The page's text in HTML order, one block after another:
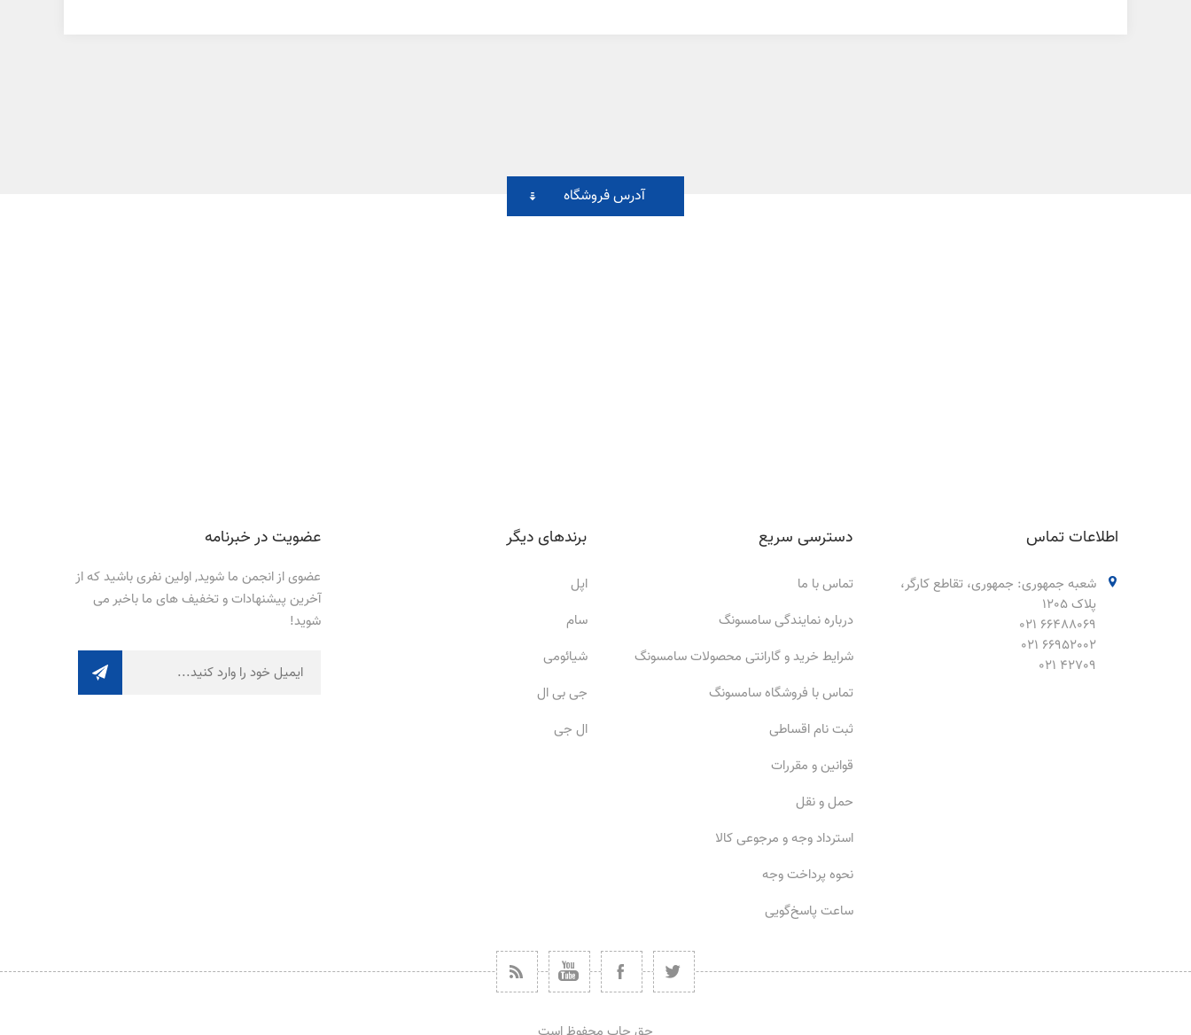
آدرس فروشگاه
اطلاعات تماس
شعبه جمهوری: جمهوری، تقاطع کارگر،
پلاک 1205
66488069 021
66952002 021
42709 021
دسترسی سریع
تماس با ما
درباره نمایندگی سامسونگ
شرایط خرید و گارانتی محصولات سامسونگ
تماس با فروشگاه سامسونگ
ثبت نام اقساطی
قوانین و مقررات
حمل و نقل
استرداد وجه و مرجوعی کالا
نحوه پرداخت وجه
ساعت پاسخ‌گویی
برندهای دیگر
اپل
سام
شیائومی
جی بی ال
ال جی
عضویت در خبرنامه
عضوی از انجمن ما شوید, اولین نفری باشید که از
آخرین پیشنهادات و تخفیف های ما باخبر می
شوید!